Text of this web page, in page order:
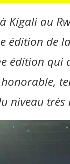
Kigali au
édition de
édition
niveau